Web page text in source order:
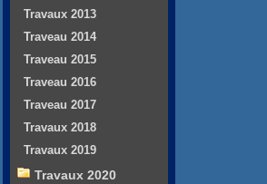
Travaux 2013
Traveau 2014
Traveau 2015
Traveau 2016
Traveau 2017
Travaux 2018
Travaux 2019
Travaux 2020